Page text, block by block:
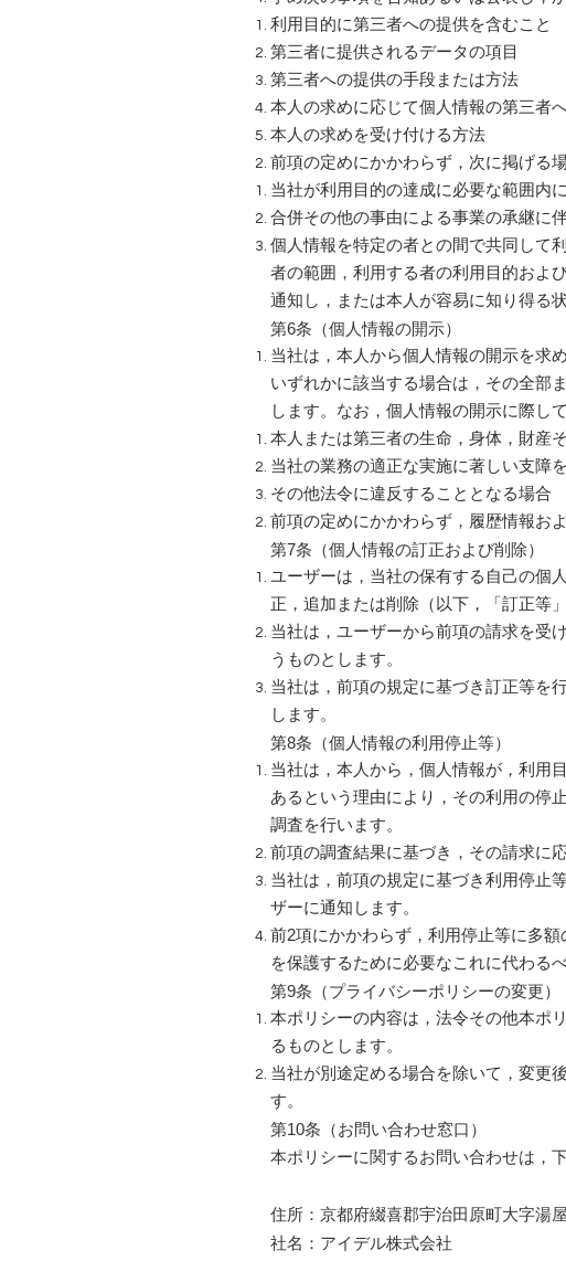
利用目的に第三者への提供を含むこと
第三者に提供されるデータの項目
第三者への提供の手段または方法
本人の求めに応じて個人情報の第三者
本人の求めを受け付ける方法
前項の定めにかかわらず，次に掲げる
当社が利用目的の達成に必要な範囲内
合併その他の事由による事業の承継に
個人情報を特定の者との間で共同して
者の範囲，利用する者の利用目的およ
通知し，または本人が容易に知り得る
第6条（個人情報の開示）
当社は，本人から個人情報の開示を求
いずれかに該当する場合は，その全部
します。なお，個人情報の開示に際し
本人または第三者の生命，身体，財産
当社の業務の適正な実施に著しい支障
その他法令に違反することとなる場合
前項の定めにかかわらず，履歴情報お
第7条（個人情報の訂正および削除）
ユーザーは，当社の保有する自己の個
正，追加または削除（以下，「訂正等
当社は，ユーザーから前項の請求を受
うものとします。
当社は，前項の規定に基づき訂正等を
します。
第8条（個人情報の利用停止等）
当社は，本人から，個人情報が，利用
あるという理由により，その利用の停
調査を行います。
前項の調査結果に基づき，その請求に
当社は，前項の規定に基づき利用停止
ザーに通知します。
前2項にかかわらず，利用停止等に多
を保護するために必要なこれに代わる
第9条（プライバシーポリシーの変更）
本ポリシーの内容は，法令その他本ポ
るものとします。
当社が別途定める場合を除いて，変更
す。
第10条（お問い合わせ窓口）
本ポリシーに関するお問い合わせは，
住所：京都府綴喜郡宇治田原町大字湯
社名：アイデル株式会社